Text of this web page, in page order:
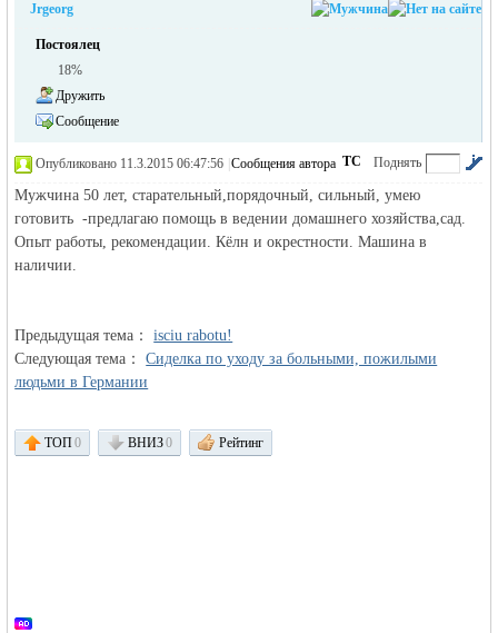
жизнь и
объявления в
Jrgeorg
Постоялец
18%
Дружить
Сообщение
Поднять
ТС
Опубликовано 11.3.2015 06:47:56 Сообщения автора
Мужчина 50 лет, старательный,порядочный, сильный, умею
готовить -предлагаю помощь в ведении домашнего хозяйства,сад.
Опыт работы, рекомендации. Кёлн и окрестности. Машина в
наличии.
Предыдущая тема：isciu rabotu!
Следующая тема：Сиделка по уходу за больными, пожилыми
людьми в Германии
ТОП0 ВНИЗ0 Рейтинг